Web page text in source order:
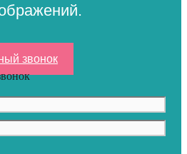
звонок